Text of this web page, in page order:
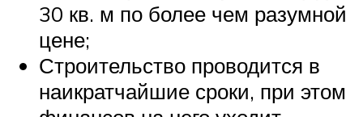
30 кв. м по более чем разумной
цене;
Строительство проводится в
наикратчайшие сроки, при этом